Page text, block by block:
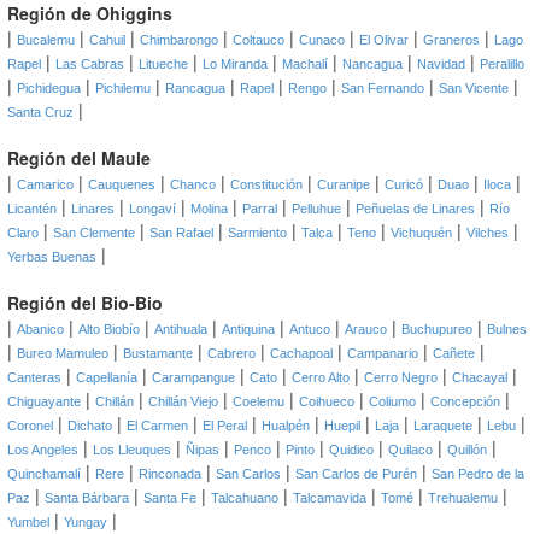
Región de Ohiggins
| Bucalemu | Cahuil | Chimbarongo | Coltauco | Cunaco | El Olivar | Graneros |
Lago
Rapel | Las Cabras | Litueche | Lo Miranda | Machalí | Nancagua | Navidad | Peralillo
| Pichidegua | Pichilemu | Rancagua | Rapel | Rengo | San Fernando | San Vicente |
Santa Cruz |
Región del Maule
| Camarico | Cauquenes | Chanco | Constitución | Curanipe | Curicó | Duao | Iloca |
Licantén | Linares | Longaví | Molina | Parral | Pelluhue | Peñuelas de Linares | Río
Claro | San Clemente | San Rafael | Sarmiento | Talca | Teno | Vichuquén | Vilches |
Yerbas Buenas |
Región del Bio-Bio
| Abanico | Alto Biobío | Antihuala | Antiquina | Antuco | Arauco | Buchupureo | Bulnes
| Bureo Mamuleo | Bustamante | Cabrero | Cachapoal | Campanario | Cañete |
Canteras | Capellanía | Carampangue | Cato | Cerro Alto | Cerro Negro | Chacayal |
Chiguayante | Chillán | Chillán Viejo | Coelemu | Coihueco | Coliumo | Concepción |
Coronel | Dichato | El Carmen | El Peral | Hualpén | Huepil | Laja | Laraquete | Lebu |
Los Angeles | Los Lleuques | Ñipas | Penco | Pinto | Quidico | Quilaco | Quillón |
Quinchamalí | Rere | Rinconada | San Carlos | San Carlos de Purén | San Pedro de la
Paz | Santa Bárbara | Santa Fe | Talcahuano | Talcamavida | Tomé | Trehualemu |
Yumbel | Yungay |